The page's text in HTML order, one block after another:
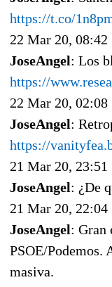
https://t.co/
22 Mar 20, 08:42
JoseAngel: Los
https://
22 Mar 20, 02:08
JoseAngel:
https://
21 Mar 20, 23:51
JoseAngel: ¿De
21 Mar 20, 22:04
JoseAngel: Gran
PSOE/Podemos.
masiva.